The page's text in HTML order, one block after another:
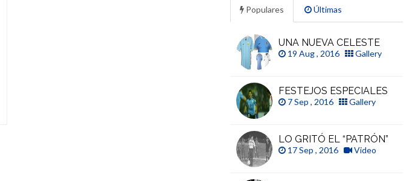
Populares Últimas
UNA NUEVA CELESTE
19 Aug , 2016 Gallery
FESTEJOS ESPECIALES
7 Sep , 2016 Gallery
LO GRITÓ EL “PATRÓN”
17 Sep , 2016 Video